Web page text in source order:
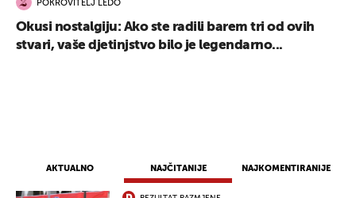
AKTUALNO NAJČITANIJE NAJKOMENTIRANIJE
POKROVITELJ LEDO
Okusi nostalgiju: Ako ste radili barem tri od ovih
stvari, vaše djetinjstvo bilo je legendarno...